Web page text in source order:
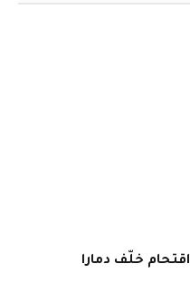
خلّف دمارا